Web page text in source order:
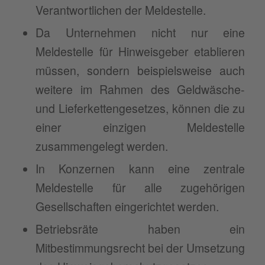
Verantwortlichen der Meldestelle.
Da Unternehmen nicht nur eine
Meldestelle für Hinweisgeber etablieren
müssen, sondern beispielsweise auch
weitere im Rahmen des Geldwäsche-
und Lieferkettengesetzes, können die zu
einer einzigen Meldestelle
zusammengelegt werden.
In Konzernen kann eine zentrale
Meldestelle für alle zugehörigen
Gesellschaften eingerichtet werden.
Betriebsräte haben ein
Mitbestimmungsrecht bei der Umsetzung